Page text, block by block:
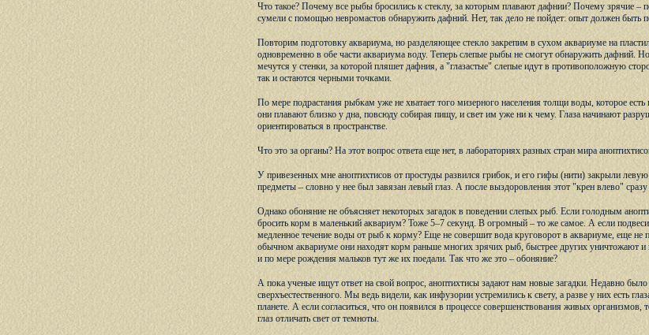
Что такое? Почему все рыбы бросились к стеклу, за которым плавают дафнии? Почему зрячие
сумели с помощью невромастов обнаружить дафний. Нет, так дело не пойдет: опыт должен быть
Повторим подготовку аквариума, но разделяющее стекло закрепим в сухом аквариуме на
одновременно в обе части аквариума воду. Теперь слепые рыбы не смогут обнаружить дафний.
мечутся у стенки, за которой пляшет дафния, а "глазастые" слепые идут в противоположную
так и остаются черными точками.
По мере подрастания рыбкам уже не хватает того мизерного населения толщи воды, которое
они плавают близко у дна, повсюду собирая пищу, и свет им уже ни к чему. Глаза начинают
ориентироваться в пространстве.
Что это за органы? На этот вопрос ответа еще нет, в лабораториях разных стран мира
У привезенных мне аноптихтисов от простуды развился грибок, и его гифы (нити) закрыли
предметы – словно у нее был завязан левый глаз. А после выздоровления этот "крен влево" сразу
Однако обоняние не объясняет некоторых загадок в поведении слепых рыб. Если голодным
бросить корм в маленький аквариум? Тоже 5–7 секунд. В огромный – то же самое. А если
медленное течение воды от рыб к корму? Еще не совершит вода круговорот в аквариуме, еще не
обычном аквариуме они находят корм раньше многих зрячих рыб, быстрее других
и по мере рождения мальков тут же их поедали. Так что же это – обоняние?
А пока ученые ищут ответ на свой вопрос, аноптихтисы задают нам новые загадки. Недавно
сверхъестественного. Мы ведь видели, как инфузории устремились к свету, а разве у них есть
планете. А если согласиться, что он появился в процессе совершенствования живых
глаз отличать свет от темноты.